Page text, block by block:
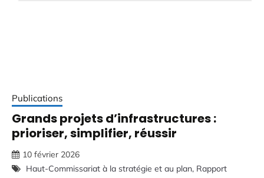
Publications
Grands projets d’infrastructures :
prioriser, simplifier, réussir
10 février 2026
Haut-Commissariat à la stratégie et au plan Rapport